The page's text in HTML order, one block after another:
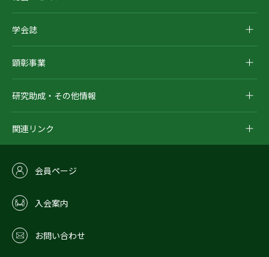
学会誌
顕彰事業
研究助成・その他情報
関連リンク
会員ページ
入会案内
お問い合わせ